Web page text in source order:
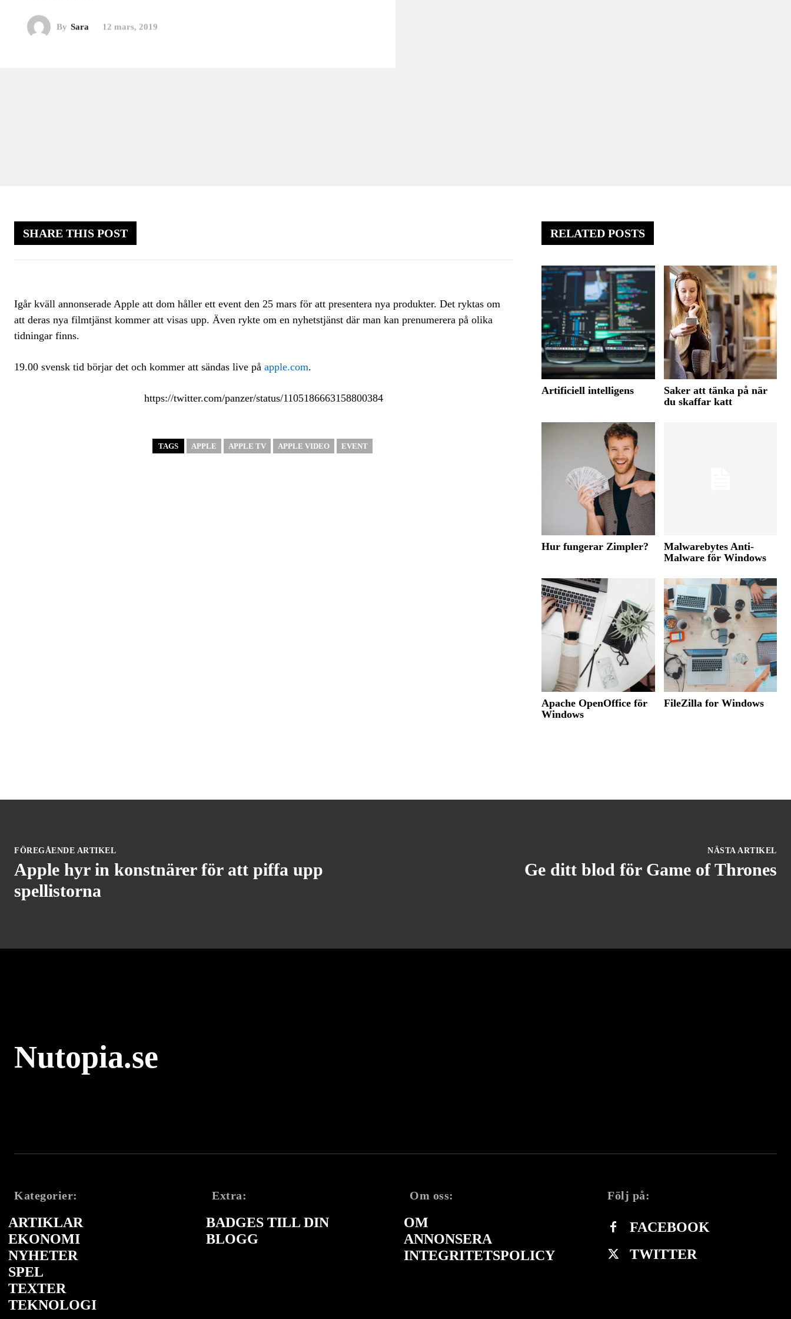
By Sara 12 mars, 2019
SHARE THIS POST
Igår kväll annonserade Apple att dom håller ett event den 25 mars för att presentera nya produkter. Det ryktas om
att deras nya filmtjänst kommer att visas upp. Även rykte om en nyhetstjänst där man kan prenumerera på olika
tidningar finns.
19.00 svensk tid börjar det och kommer att sändas live på apple.com.
https://twitter.com/panzer/status/1105186663158800384
TAGS APPLE APPLE TV APPLE VIDEO EVENT
RELATED POSTS
Artificiell intelligens
Saker att tänka på när
du skaffar katt
Hur fungerar Zimpler?
Malwarebytes Anti-
Malware för Windows
Apache OpenOffice för
Windows
FileZilla for Windows
FÖREGÅENDE ARTIKEL
Apple hyr in konstnärer för att piffa upp
spellistorna
NÄSTA ARTIKEL
Ge ditt blod för Game of Thrones
Nutopia.se
Kategorier:
ARTIKLAR
EKONOMI
NYHETER
SPEL
TEXTER
TEKNOLOGI
Extra:
BADGES TILL DIN
BLOGG
Om oss:
OM
ANNONSERA
INTEGRITETSPOLICY
Följ på:
FACEBOOK
TWITTER